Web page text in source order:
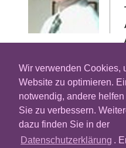
Wir verwenden Cookies,
Website zu optimieren.
notwendig, andere
Sie zu verbessern.
dazu finden Sie in der
Datenschutzerklärung .
umsatzstärkste
westlichen Welt
der Anbieter liefert
Keyword je nach
weniger ins Blickfeld
Moment maximaler
Attraktivität des